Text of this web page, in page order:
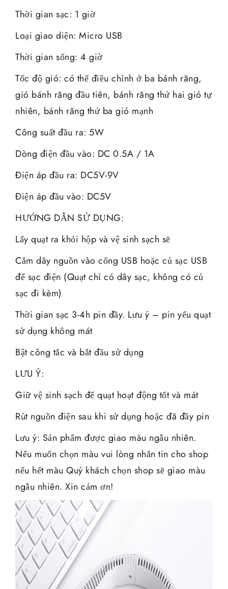
Thời gian sạc: 1 giờ
Loại giao diện: Micro USB
Thời gian sống: 4 giờ
Tốc độ gió: có thể điều chỉnh ở ba bánh răng,
gió bánh răng đầu tiên, bánh răng thứ hai gió tự
nhiên, bánh răng thứ ba gió mạnh
Công suất đầu ra: 5W
Dòng điện đầu vào: DC 0.5A / 1A
Điện áp đầu ra: DC5V-9V
Điện áp đầu vào: DC5V
HƯỚNG DẪN SỬ DỤNG:
Lấy quạt ra khỏi hộp và vệ sinh sạch sẽ
Cắm dây nguồn vào cổng USB hoặc củ sạc USB
để sạc điện (Quạt chỉ có dây sạc, không có củ
sạc đi kèm)
Thời gian sạc 3-4h pin đầy. Lưu ý – pin yếu quạt
sử dụng không mát
Bật công tắc và bắt đầu sử dụng
LƯU Ý:
Giữ vệ sinh sạch để quạt hoạt động tốt và mát
Rút nguồn điện sau khi sử dụng hoặc đã đầy pin
Lưu ý: Sản phẩm được giao màu ngẫu nhiên.
Nếu muốn chọn màu vui lòng nhắn tin cho shop
nếu hết màu Quý khách chọn shop sẽ giao màu
ngẫu nhiên. Xin cảm ơn!